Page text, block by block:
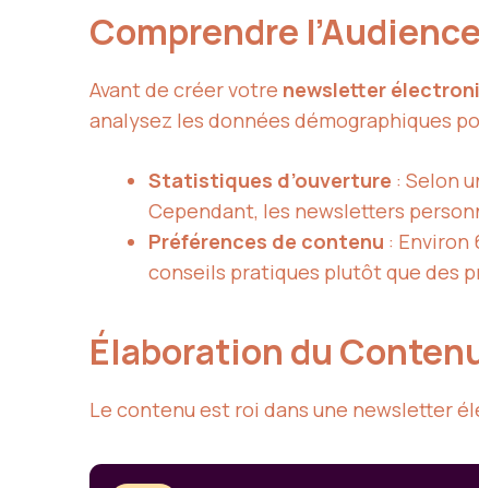
Comprendre l’Audience
Avant de créer votre newsletter
analysez les données démographiques
Statistiques d’ouverture : Selon
Cependant, les newsletters
Préférences de contenu :
conseils pratiques plutôt que des
Élaboration du
Le contenu est roi dans une newsletter